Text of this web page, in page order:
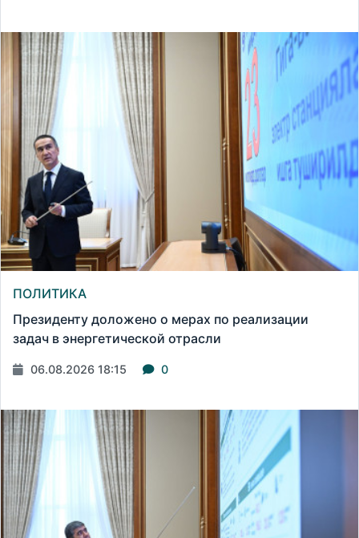
ПОЛИТИКА
Президенту доложено о мерах по реализации
задач в энергетической отрасли
06.08.2026 18:15 0